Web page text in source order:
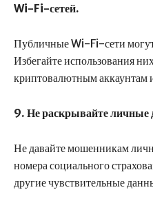
Wi-Fi-сетей.
Публичные Wi-Fi-сети
Избегайте использования
криптовалютным аккаунтам
9. Не раскрывайте личные
Не давайте мошенникам
номера социального
другие чувствительные